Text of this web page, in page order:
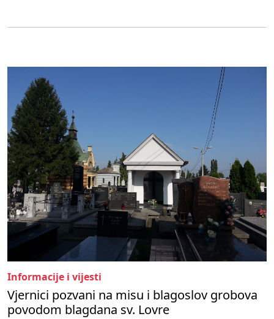
Informacije i vijesti
Vjernici pozvani na misu i blagoslov grobova
povodom blagdana sv. Lovre